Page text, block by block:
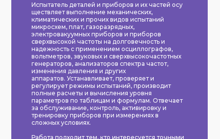
Испытатель деталей и приборов и их частей осу
ществляет выполнение механических,
климатических и прочих видов испытаний
микросхем, плат, газоразрядных,
электровакуумных приборов и приборов
сверхвысокой частоты на долговечность и
надежность с применением осциллографов,
вольтметров, звуковых и сверхвысокочастотных
генераторов, анализаторов спектра частот,
изменения давления и других
аппаратов. Устанавливает, проверяет и
регулирует режимы испытаний, производит
полные расчеты и вычисления уровня
параметров по таблицам и формулам. Отвечает
за обслуживание, контроль, активировку и
тренировку приборов при измерениях в
сложных условиях.
Работа подходит тем, кто интересуется точными